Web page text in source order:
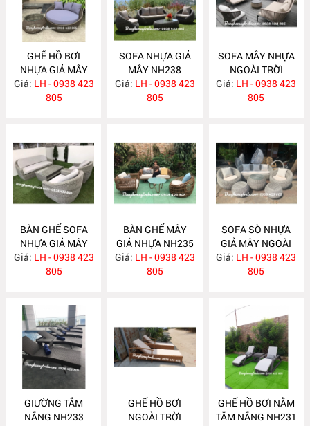
GHẾ HỒ BƠI
NHỰA GIẢ MÂY
NH239
Giá: LH - 0938 423
805
SOFA NHỰA GIẢ
MÂY NH238
Giá: LH - 0938 423
805
SOFA MÂY NHỰA
NGOÀI TRỜI
NH237
Giá: LH - 0938 423
805
BÀN GHẾ SOFA
NHỰA GIẢ MÂY
NH236
Giá: LH - 0938 423
805
BÀN GHẾ MÂY
GIẢ NHỰA NH235
Giá: LH - 0938 423
805
SOFA SÒ NHỰA
GIẢ MÂY NGOÀI
TRỜI NH234
Giá: LH - 0938 423
805
GIƯỜNG TẮM
NẮNG NH233
GHẾ HỒ BƠI
NGOÀI TRỜI
GHẾ HỒ BƠI NẰM
TẮM NẮNG NH231